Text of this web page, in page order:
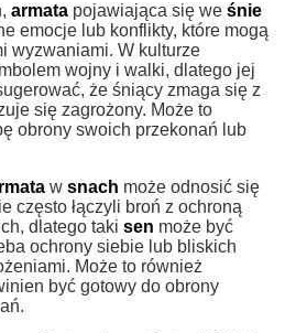
armata pojawiająca się we śnie
emocje lub konflikty, które mogą
wyzwaniami. W kulturze
wojny i walki, dlatego jej
że śniący zmaga się z
się zagrożony. Może to
obrony swoich przekonań lub
w snach może odnosić się
często łączyli broń z ochroną
dlatego taki sen może być
ochrony siebie lub bliskich
Może to również
być gotowy do obrony